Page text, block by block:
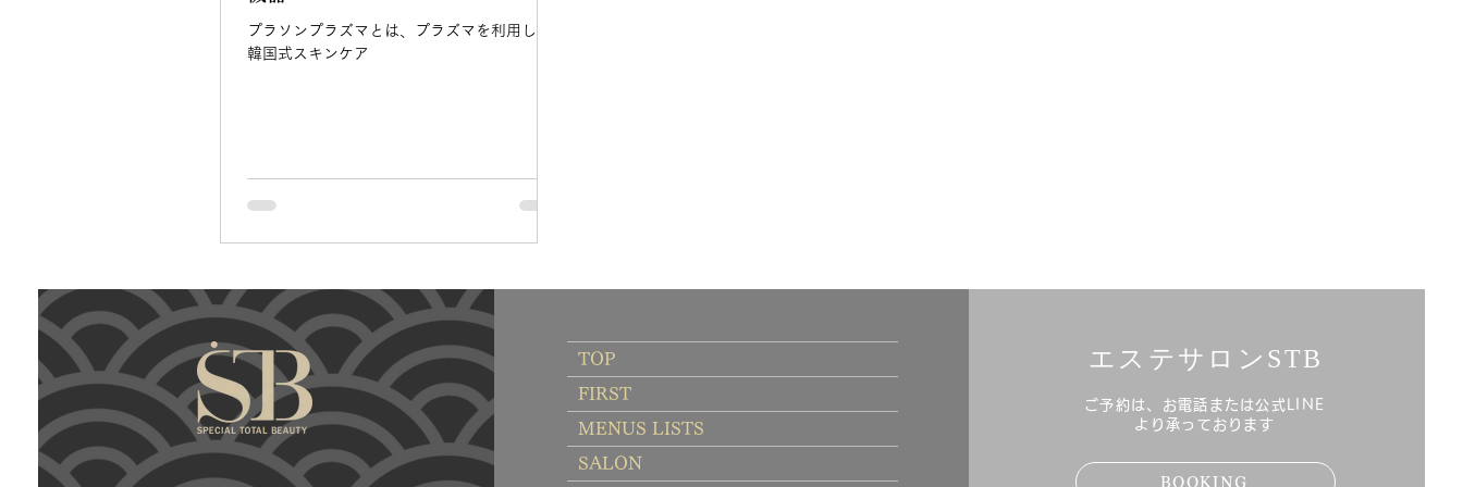
プラソンプラズマとは、プラズマを利用した
韓国式スキンケア
TOP
FIRST
MENUS LISTS
SALON
エステサロンSTB
ご予約は、お電話または公式LINE
より承っております
BOOKING